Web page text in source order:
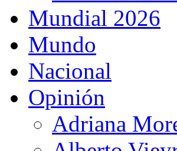
Mundial 2026
Mundo
Nacional
Opinión
Adriana